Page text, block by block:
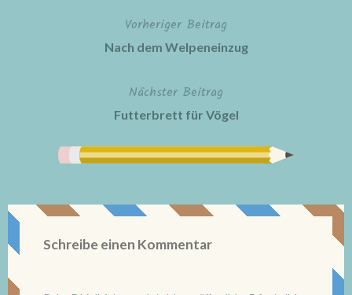
BeitragsnavigationVorheriger Beitrag
Nach dem Welpeneinzug
Nächster Beitrag
Futterbrett für Vögel
Schreibe einen Kommentar